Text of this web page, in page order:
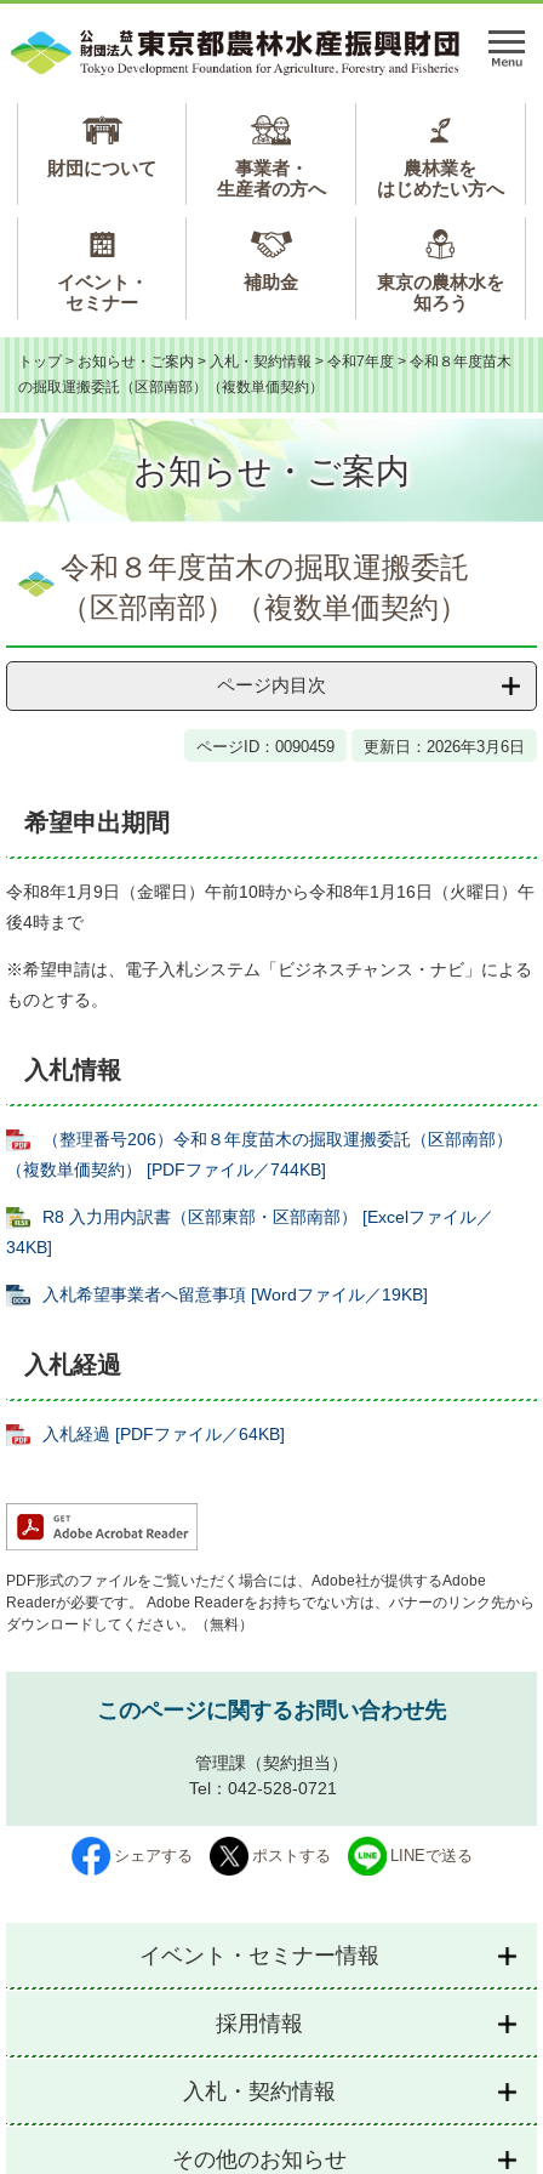
ジ
ュ
メ
財団について
事業者・
生産者の方へ
農林業を
はじめたい方へ
イベント・
セミナー
補助金
東京の農林水を
知ろう
トップ > お知らせ・ご案内 > 入札・契約情報 > 令和7年度 > 令和８年度苗木
の掘取運搬委託（区部南部）（複数単価契約）
お知らせ・ご案内
令和８年度苗木の掘取運搬委託
（区部南部）（複数単価契約）
ページ内目次
ページID：0090459 更新日：2026年3月6日
希望申出期間
令和8年1月9日（金曜日）午前10時から令和8年1月16日（火曜日）午
後4時まで
※希望申請は、電子入札システム「ビジネスチャンス・ナビ」による
ものとする。
入札情報
（整理番号206）令和８年度苗木の掘取運搬委託（区部南部）
（複数単価契約） [PDFファイル／744KB]
R8 入力用内訳書（区部東部・区部南部） [Excelファイル／
34KB]
入札希望事業者へ留意事項 [Wordファイル／19KB]
入札経過
入札経過 [PDFファイル／64KB]
PDF形式のファイルをご覧いただく場合には、Adobe社が提供するAdobe
Readerが必要です。
Adobe Readerをお持ちでない方は、バナーのリンク先から
ダウンロードしてください。（無料）
このページに関するお問い合わせ先
管理課 （契約担当）
Tel：042-528-0721
シェアする ポストする LINEで送る
イベント・セミナー情報
採用情報
入札・契約情報
その他のお知らせ